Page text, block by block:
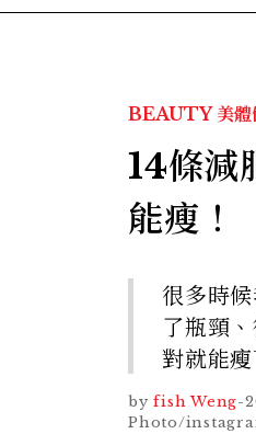
BEAUTY 美
14條減
能瘦！
很多時
了瓶頸
對就能瘦
by fish Weng-
Photo/